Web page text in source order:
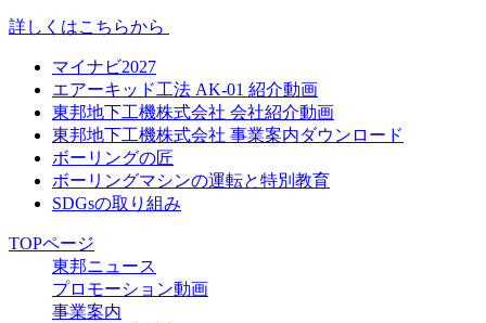
詳しくはこちらから
マイナビ2027
エアーキッド工法 AK-01 紹介動画
東邦地下工機株式会社 会社紹介動画
東邦地下工機株式会社 事業案内ダウンロード
ボーリングの匠
ボーリングマシンの運転と特別教育
SDGsの取り組み
TOPページ
東邦ニュース
プロモーション動画
事業案内